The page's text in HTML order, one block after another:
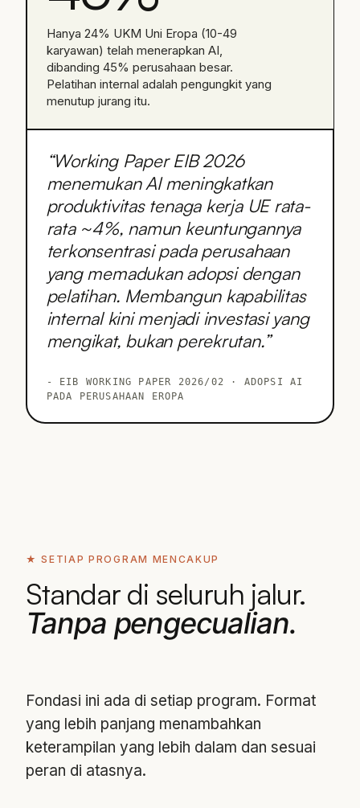
Hanya 24% UKM Uni Eropa (10-49
karyawan) telah menerapkan AI,
dibanding 45% perusahaan besar.
Pelatihan internal adalah pengungkit yang
menutup jurang itu.
“Working Paper EIB 2026
menemukan AI meningkatkan
produktivitas tenaga kerja UE rata-
rata ~4%, namun keuntungannya
terkonsentrasi pada perusahaan
yang memadukan adopsi dengan
pelatihan. Membangun kapabilitas
internal kini menjadi investasi yang
mengikat, bukan perekrutan.”
- EIB WORKING PAPER 2026/02 · ADOPSI AI
PADA PERUSAHAAN EROPA
★ SETIAP PROGRAM MENCAKUP
Standar di seluruh jalur.
Tanpa pengecualian.
Fondasi ini ada di setiap program. Format
yang lebih panjang menambahkan
keterampilan yang lebih dalam dan sesuai
peran di atasnya.